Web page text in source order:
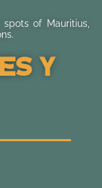
of Mauritius,
Y